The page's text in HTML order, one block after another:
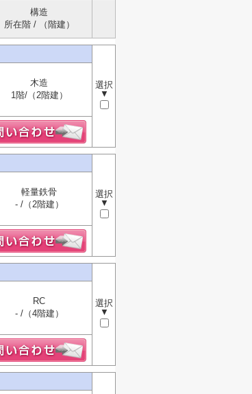
構造
所在階 / （階建）
選択
▼
木造
1階/（2階建）
選択
▼
軽量鉄骨
- /（2階建）
選択
▼
RC
- /（4階建）